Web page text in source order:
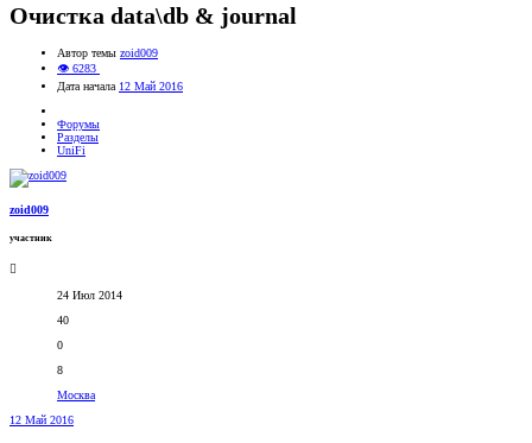
Очистка data\db & journal
Автор темы zoid009
👁 6283
Дата начала 12 Май 2016
Форумы
Разделы
UniFi
zoid009
участник
24 Июл 2014
40
0
8
Москва
12 Май 2016